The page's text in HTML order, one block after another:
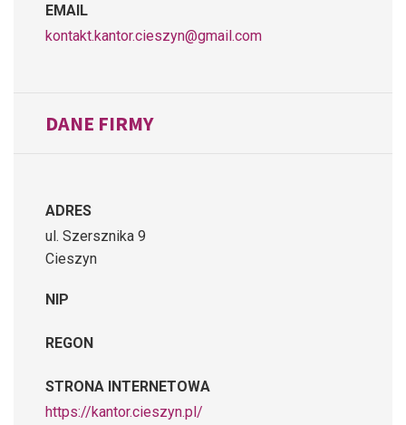
EMAIL
kontakt.kantor.cieszyn@gmail.com
DANE FIRMY
ADRES
ul. Szersznika 9
Cieszyn
NIP
REGON
STRONA INTERNETOWA
https://kantor.cieszyn.pl/